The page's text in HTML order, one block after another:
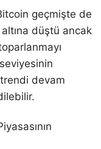
geçmişte de
düştü ancak
devam